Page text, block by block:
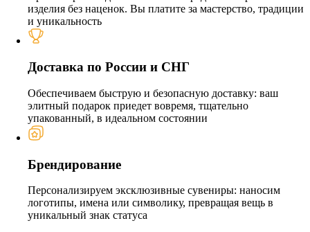
изделия без наценок. Вы платите за мастерство, традиции
и уникальность
Доставка по России и СНГ
Обеспечиваем быструю и безопасную доставку: ваш
элитный подарок приедет вовремя, тщательно
упакованный, в идеальном состоянии
Брендирование
Персонализируем эксклюзивные сувениры: наносим
логотипы, имена или символику, превращая вещь в
уникальный знак статуса